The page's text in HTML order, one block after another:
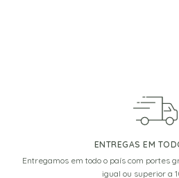
ENTREGAS EM
Entregamos em todo o país com portes
igual ou superior a